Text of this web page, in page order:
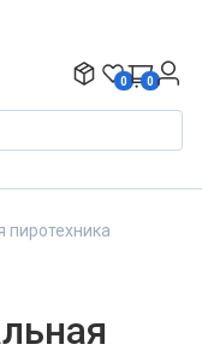
0 0
пиротехника